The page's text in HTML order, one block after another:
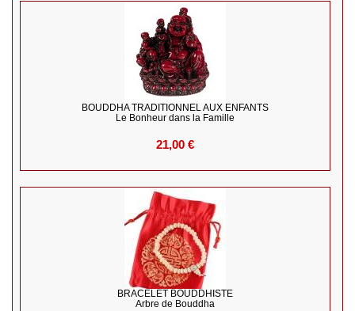
BOUDDHA TRADITIONNEL AUX ENFANTS
Le Bonheur dans la Famille
21,00 €
BRACELET BOUDDHISTE
Arbre de Bouddha